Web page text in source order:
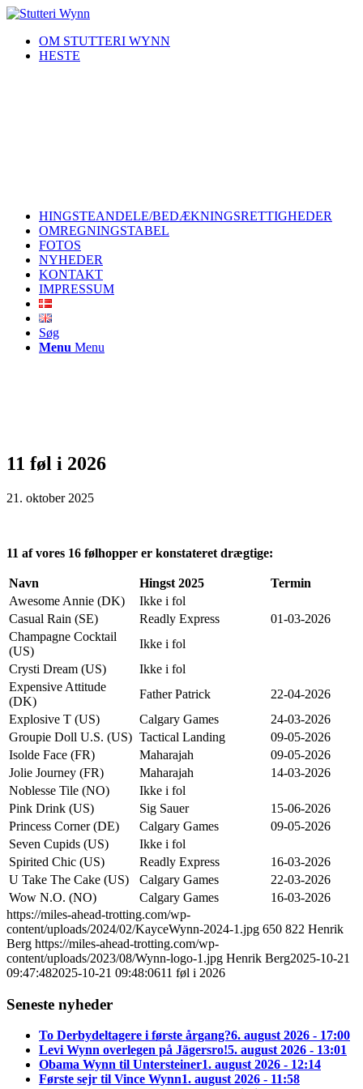
OM STUTTERI WYNN
HESTE
HINGSTEANDELE/BEDÆKNINGSRETTIGHEDER
OMREGNINGSTABEL
FOTOS
NYHEDER
KONTAKT
IMPRESSUM
Søg
Menu Menu
11 føl i 2026
21. oktober 2025
11 af vores 16 følhopper er konstateret drægtige:
Navn Hingst 2025
Termin
Awesome Annie (DK)
Ikke i fol
Casual Rain (SE)
Readly Express
01-03-2026
Champagne Cocktail
(US)
Ikke i fol
Crysti Dream (US)
Ikke i fol
Expensive Attitude
(DK)
Father Patrick
22-04-2026
Explosive T (US)
Calgary Games
24-03-2026
Groupie Doll U.S. (US) Tactical Landing
09-05-2026
Isolde Face (FR)
Maharajah
09-05-2026
Jolie Journey (FR)
Maharajah
14-03-2026
Noblesse Tile (NO)
Ikke i fol
Pink Drink (US)
Sig Sauer
15-06-2026
Princess Corner (DE)
Calgary Games
09-05-2026
Seven Cupids (US)
Ikke i fol
Spirited Chic (US)
Readly Express
16-03-2026
U Take The Cake (US)
Calgary Games
22-03-2026
Wow N.O. (NO)
Calgary Games
16-03-2026
https://miles-ahead-trotting.com/wp-
content/uploads/2024/02/KayceWynn-2024-1.jpg 650 822 Henrik
Berg https://miles-ahead-trotting.com/wp-
content/uploads/2023/08/Wynn-logo-1.jpg Henrik Berg2025-10-21
09:47:482025-10-21 09:48:0611 føl i 2026
Seneste nyheder
To Derbydeltagere i første årgang?6. august 2026 - 17:00
Levi Wynn overlegen på Jägersro!5. august 2026 - 13:01
Obama Wynn til Untersteiner1. august 2026 - 12:14
Første sejr til Vince Wynn1. august 2026 - 11:58